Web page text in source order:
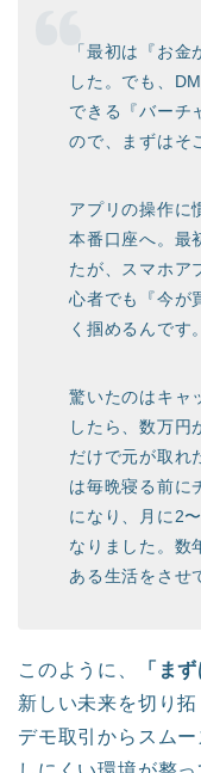
「最初は『お
した。でも、
できる『バーチ
ので、まずはそ
アプリの操作に
本番口座へ。最
たが、スマホア
心者でも『今が
く掴めるんです。
驚いたのはキャ
したら、数万円
だけで元が取れ
は毎晩寝る前に
になり、月に2
なりました。数
ある生活をさせ
このように、 「ま
新しい未来を切り
デモ取引からスム